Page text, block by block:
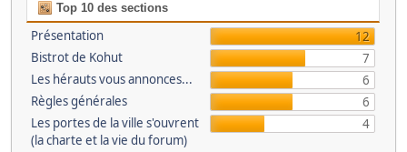
Top 10 des sections
Présentation
12
Bistrot de Kohut
7
Les hérauts vous annonces...
6
Règles générales
6
Les portes de la ville s'ouvrent
(la charte et la vie du forum)
4